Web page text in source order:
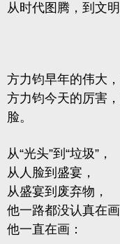
从时代图腾，到文
方力钧早年的伟大
方力钧今天的厉害
脸。
从“光头”到“垃圾”，
从人脸到盛宴，
从盛宴到废弃物，
他一路都没认真在画
他一直在画：